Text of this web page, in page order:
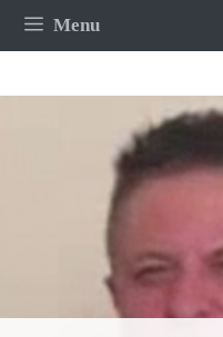
Sari
Menu